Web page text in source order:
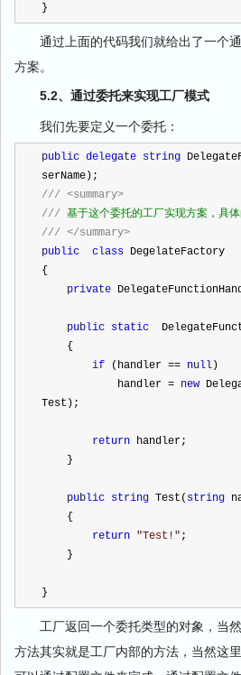
}
通过上面的代码我们就给出了一个
方案。
5.2、通过委托来实现工厂模式
我们先要定义一个委托：
public delegate string
serName);
/// <summary>
/// 基于这个委托的工厂实现方案，具体
/// </summary>
public
class DegelateFactory
{
private
public static
    {
if (handler == null)
            handler
= new
Test);
return handler;
    }
public string Test( string
    {
return "Test! " ;
    }
}
工厂返回一个委托类型的对象，当
方法其实就是工厂内部的方法，当然这